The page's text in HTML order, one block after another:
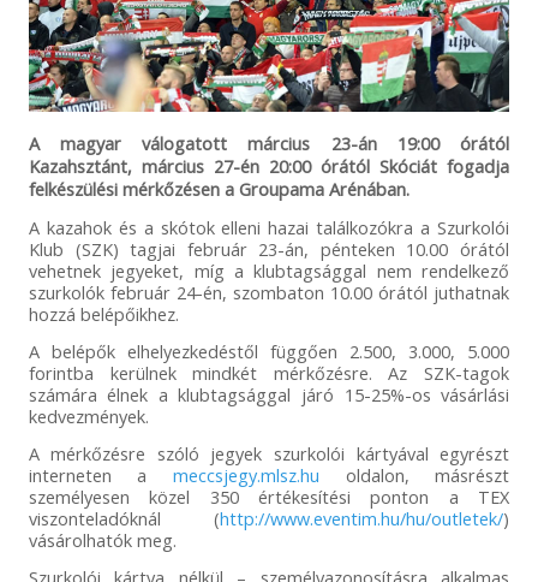
A magyar válogatott március 23-án 19:00 órától
Kazahsztánt, március 27-én 20:00 órától Skóciát fogadja
felkészülési mérkőzésen a Groupama Arénában.
A kazahok és a skótok elleni hazai találkozókra a Szurkolói
Klub (SZK) tagjai február 23-án, pénteken 10.00 órától
vehetnek jegyeket, míg a klubtagsággal nem rendelkező
szurkolók február 24-én, szombaton 10.00 órától juthatnak
hozzá belépőikhez.
A belépők elhelyezkedéstől függően 2.500, 3.000, 5.000
forintba kerülnek mindkét mérkőzésre. Az SZK-tagok
számára élnek a klubtagsággal járó 15-25%-os vásárlási
kedvezmények.
A mérkőzésre szóló jegyek szurkolói kártyával egyrészt
interneten a meccsjegy.mlsz.hu oldalon, másrészt
személyesen közel 350 értékesítési ponton a TEX
viszonteladóknál (http://www.eventim.hu/hu/outletek/)
vásárolhatók meg.